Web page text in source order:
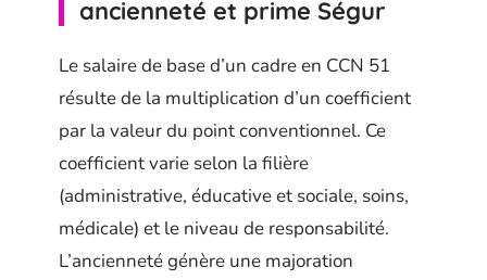
ancienneté et prime Ségur
Le salaire de base d’un cadre en CCN 51
résulte de la multiplication d’un coefficient
par la valeur du point conventionnel. Ce
coefficient varie selon la filière
(administrative, éducative et sociale, soins,
médicale) et le niveau de responsabilité.
L’ancienneté génère une majoration